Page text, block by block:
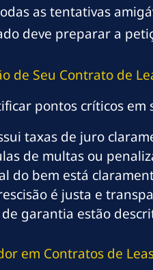
as tentativas
deve preparar a
de Seu Contrato de
pontos críticos
taxas de juro
de multas ou
do bem está
é justa e
de garantia estão
em Contratos de